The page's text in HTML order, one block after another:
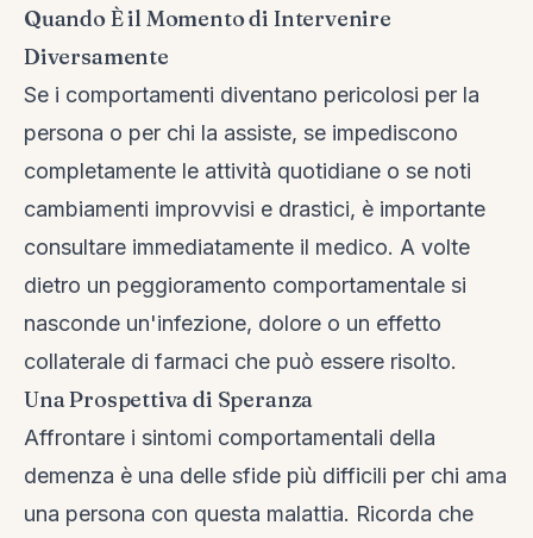
Quando È il Momento di Intervenire
Diversamente
Se i comportamenti diventano pericolosi per la
persona o per chi la assiste, se impediscono
completamente le attività quotidiane o se noti
cambiamenti improvvisi e drastici, è importante
consultare immediatamente il medico. A volte
dietro un peggioramento comportamentale si
nasconde un'infezione, dolore o un effetto
collaterale di farmaci che può essere risolto.
Una Prospettiva di Speranza
Affrontare i sintomi comportamentali della
demenza è una delle sfide più difficili per chi ama
una persona con questa malattia. Ricorda che